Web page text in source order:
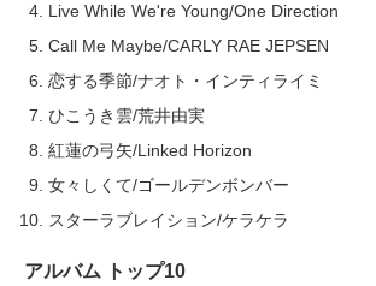
Live While We're Young/One Direction
Call Me Maybe/CARLY RAE JEPSEN
恋する季節/ナオト・インティライミ
ひこうき雲/荒井由実
紅蓮の弓矢/Linked Horizon
女々しくて/ゴールデンボンバー
スターラブレイション/ケラケラ
アルバム トップ10